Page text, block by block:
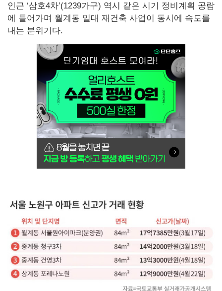
인근 ‘삼호4차’(1239가구) 역시 같은 시기 정비계획 공람
에 들어가며 월계동 일대 재건축 사업이 동시에 속도를
내는 분위기다.